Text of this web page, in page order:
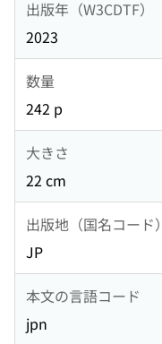
出版年（W3CDTF）
2023
数量
242 p
大きさ
22 cm
出版地（国名コード）
JP
本文の言語コード
jpn